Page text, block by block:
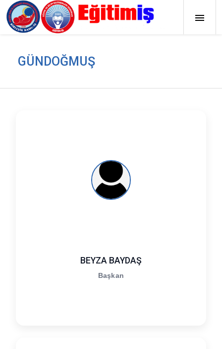
GÜNDOĞMUŞ
BEYZA BAYDAŞ
Başkan